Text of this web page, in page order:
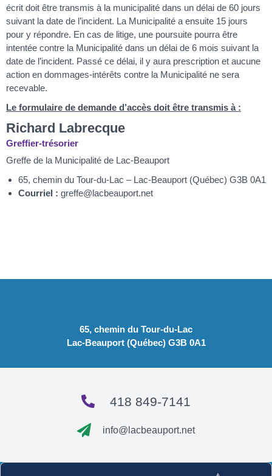
écrit doit être transmis à la municipalité dans un délai de 60 jours
suivant la date de l’incident. La Municipalité a ensuite 15 jours
pour y répondre. En cas de litige, une poursuite pourra être
intentée contre la Municipalité dans un délai de 6 mois suivant la
date de l’incident. Passé ce délai, il y aura prescription et aucune
action en dommages-intérêts contre la Municipalité ne sera
recevable.
Le formulaire de demande d’accès doit être transmis à :
Richard Labrecque
Greffier-trésorier
Greffe de la Municipalité de Lac-Beauport
65, chemin du Tour-du-Lac – Lac-Beauport (Québec) G3B 0A1
Courriel : greffe@lacbeauport.net
65, chemin du Tour-du-Lac
Lac-Beauport (Québec) G3B 0A1
418 849-7141
info@lacbeauport.net